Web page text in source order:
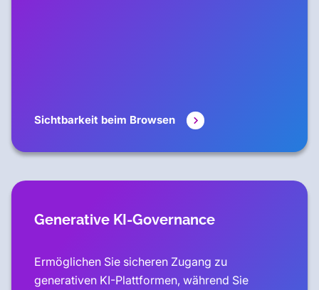
Sichtbarkeit beim Browsen
Generative KI-Governance
Ermöglichen Sie sicheren Zugang zu
generativen KI-Plattformen, während Sie